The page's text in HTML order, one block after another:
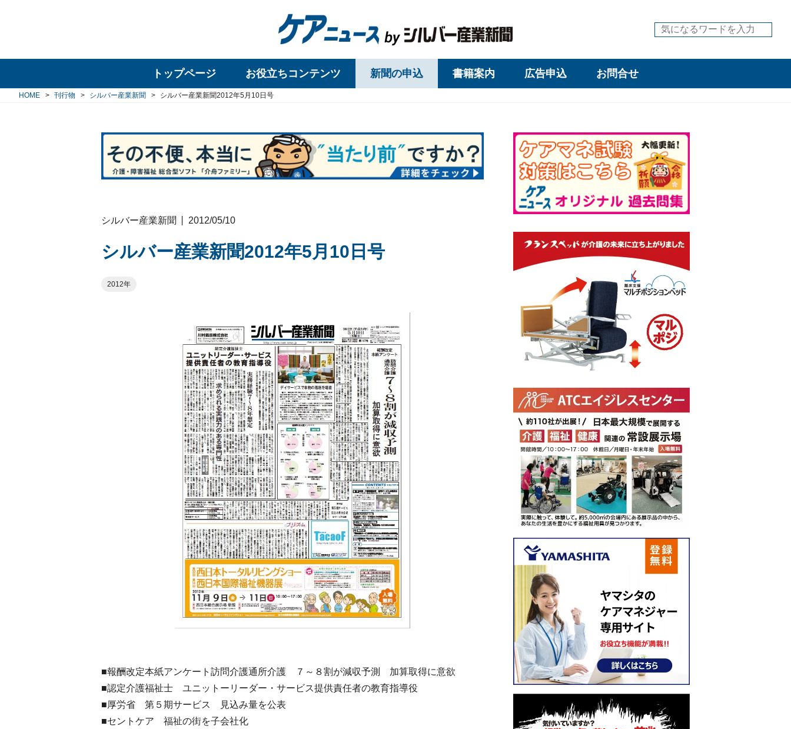
トップページ お役立ちコンテンツ 新聞の申込 書籍案内 広告申込 お問合せ
HOME 刊行物 シルバー産業新聞 シルバー産業新聞2012年5月10日号
シルバー産業新聞 2012/05/10
シルバー産業新聞2012年5月10日号
2012年
■報酬改定本紙アンケート訪問介護通所介護 ７～８割が減収予測 加算取得に意欲
■認定介護福祉士 ユニットーリーダー・サービス提供責任者の教育指導役
■厚労省 第５期サービス 見込み量を公表
■セントケア 福祉の街を子会社化